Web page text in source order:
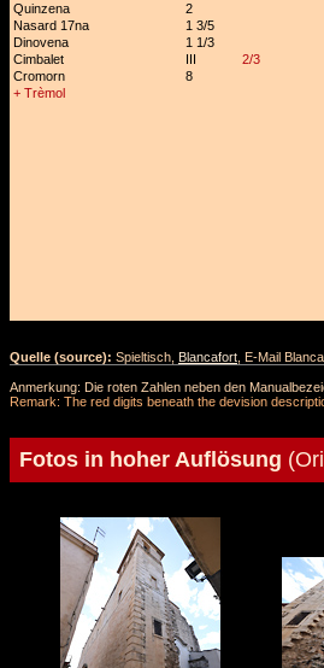
Quinzena
2
Nasard 17na
1 3/5
Dinovena
1 1/3
Cimbalet
III 2/3
Cromorn
8
+ Trèmol
Quelle (source): Spieltisch, Blancafort , E-Mail
Anmerkung: Die roten Zahlen neben den
Remark: The red digits beneath the devision
Fotos in hoher Auflösung